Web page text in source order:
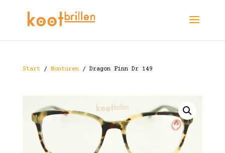
Start/ Monturen/ Dragon Finn Dr 149